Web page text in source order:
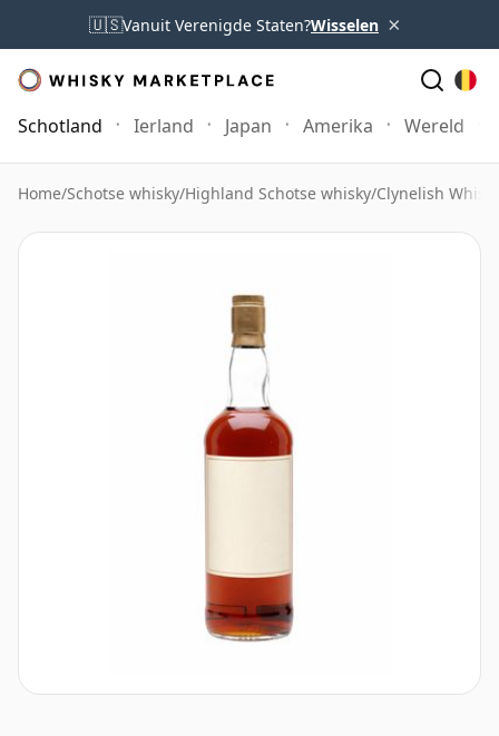
🇺🇸Vanuit Verenigde Staten?Wisselen ×
Schotland Ierland Japan Amerika Wereld
Home/Schotse whisky/Highland Schotse whisky/Clynelish